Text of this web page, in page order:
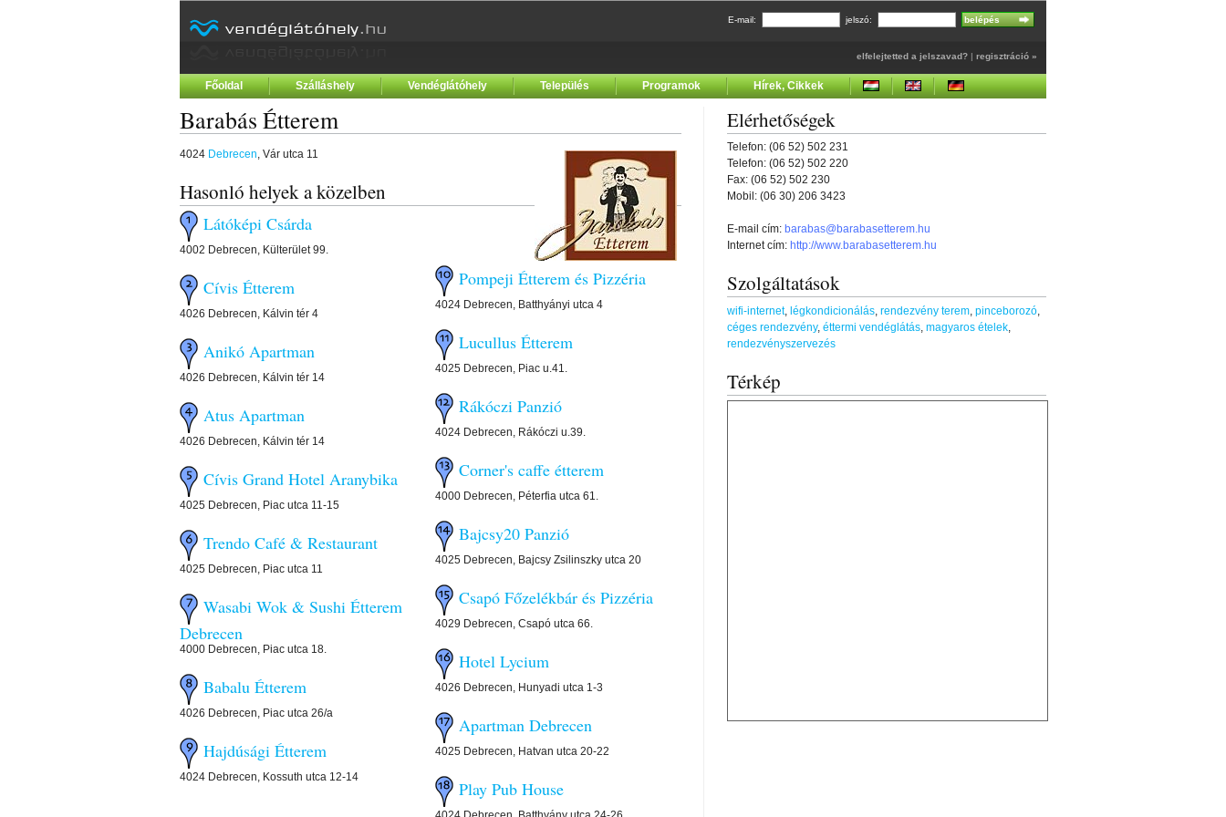
E-mail: jelszó:
elfelejtetted a jelszavad? | regisztráció »
Főoldal Szálláshely Vendéglátóhely Település Programok Hírek, Cikkek
Barabás Étterem
4024 Debrecen, Vár utca 11
Hasonló helyek a közelben
Látóképi Csárda
4002 Debrecen, Külterület 99.
Cívis Étterem
4026 Debrecen, Kálvin tér 4
Anikó Apartman
4026 Debrecen, Kálvin tér 14
Atus Apartman
4026 Debrecen, Kálvin tér 14
Cívis Grand Hotel Aranybika
4025 Debrecen, Piac utca 11-15
Trendo Café & Restaurant
4025 Debrecen, Piac utca 11
Wasabi Wok & Sushi Étterem
Debrecen
4000 Debrecen, Piac utca 18.
Babalu Étterem
4026 Debrecen, Piac utca 26/a
Hajdúsági Étterem
4024 Debrecen, Kossuth utca 12-14
Pompeji Étterem és Pizzéria
4024 Debrecen, Batthyányi utca 4
Lucullus Étterem
4025 Debrecen, Piac u.41.
Rákóczi Panzió
4024 Debrecen, Rákóczi u.39.
Corner's caffe étterem
4000 Debrecen, Péterfia utca 61.
Bajcsy20 Panzió
4025 Debrecen, Bajcsy Zsilinszky utca 20
Csapó Főzelékbár és Pizzéria
4029 Debrecen, Csapó utca 66.
Hotel Lycium
4026 Debrecen, Hunyadi utca 1-3
Apartman Debrecen
4025 Debrecen, Hatvan utca 20-22
Play Pub House
Elérhetőségek
Telefon: (06 52) 502 231
Telefon: (06 52) 502 220
Fax: (06 52) 502 230
Mobil: (06 30) 206 3423
E-mail cím: barabas@barabasetterem.hu
Internet cím: http://www.barabasetterem.hu
Szolgáltatások
wifi-internet, légkondicionálás rendezvény terem pinceborozó
céges rendezvény, éttermi vendéglátás magyaros ételek
rendezvényszervezés
Térkép